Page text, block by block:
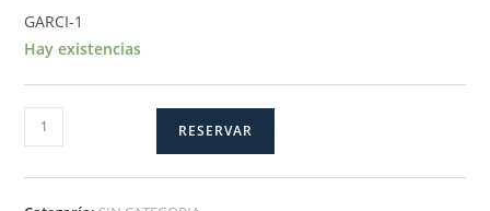
GARCI-1
Hay existencias
GARCI-
1
cantidad
RESERVAR